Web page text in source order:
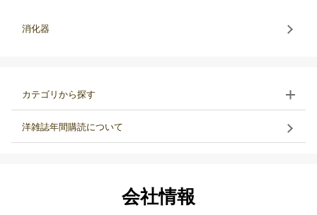
消化器
カテゴリから探す
洋雑誌年間購読について
会社情報